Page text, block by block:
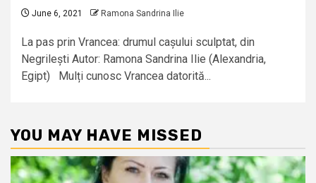
June 6, 2021 Ramona Sandrina Ilie
La pas prin Vrancea: drumul cașului sculptat, din
Negrilești Autor: Ramona Sandrina Ilie (Alexandria,
Egipt) Mulți cunosc Vrancea datorită...
YOU MAY HAVE MISSED